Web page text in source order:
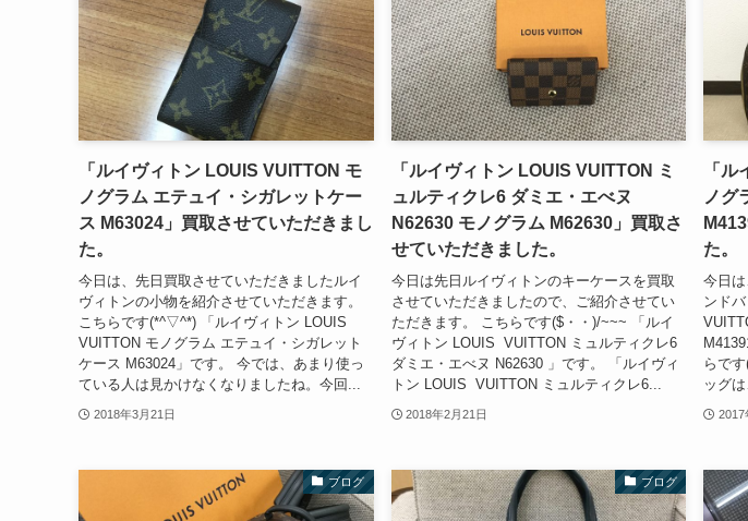
「ルイヴィトン LOUIS VUITTON モ
ノグラム エテュイ・シガレットケー
ス M63024」買取させていただきまし
た。
今日は、先日買取させていただきましたルイ
ヴィトンの小物を紹介させていただきます。
こちらです(*^▽^*) 「ルイヴィトン LOUIS
VUITTON モノグラム エテュイ・シガレット
ケース M63024」です。 今では、あまり使っ
ている人は見かけなくなりましたね。今回...
2018年3月21日
「ルイヴィトン LOUIS VUITTON ミ
ュルティクレ6 ダミエ・エべヌ
N62630 モノグラム M62630」買取さ
せていただきました。
今日は先日ルイヴィトンのキーケースを買取
させていただきましたので、ご紹介させてい
ただきます。 こちらです($・・)/~~~ 「ルイ
ヴィトン LOUIS VUITTON ミュルティクレ6
ダミエ・エべヌ N62630 」です。 「ルイヴィ
トン LOUIS VUITTON ミュルティクレ6...
2018年2月21日
「
ノグ
た。
今日
ンド
らで
ッグ
2017
ブログ ブログ